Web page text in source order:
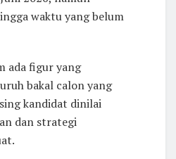
waktu yang belum
ada figur yang
bakal calon yang
kandidat dinilai
dan strategi